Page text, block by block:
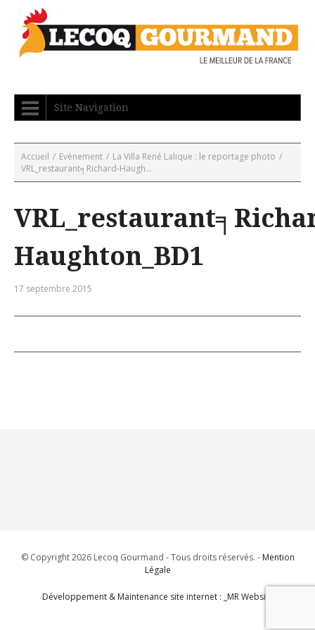
Site Navigation
Accueil / Evènement / La Villa René Lalique : le reportage photo /
VRL_restaurant╕Richard-Haugh...
Haughton_BD1
17 septembre 2015
© Copyright 2026 Lecoq Gourmand - Tous droits réservés. - Mention
Légale
Développement & Maintenance site internet : _MR Website